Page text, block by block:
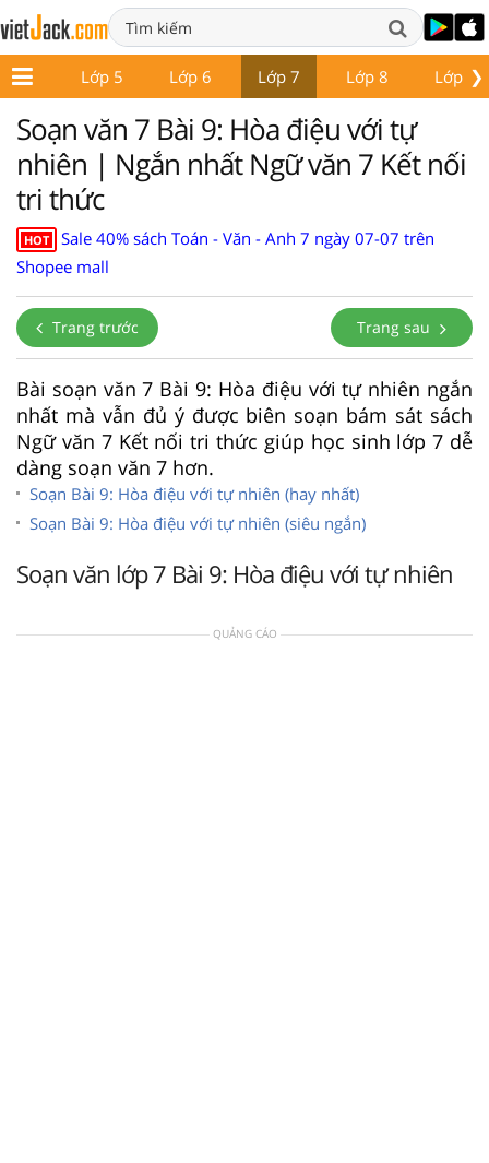
❯
4 Lớp 5 Lớp 6 Lớp 7 Lớp 8 Lớp 9
Soạn văn 7 Bài 9: Hòa điệu với tự
nhiên | Ngắn nhất Ngữ văn 7 Kết nối
tri thức
HOT
Sale 40% sách Toán - Văn - Anh 7 ngày 07-07 trên
Shopee mall
Trang trước Trang sau
Bài soạn văn 7 Bài 9: Hòa điệu với tự nhiên ngắn
nhất mà vẫn đủ ý được biên soạn bám sát sách
Ngữ văn 7 Kết nối tri thức giúp học sinh lớp 7 dễ
dàng soạn văn 7 hơn.
Soạn Bài 9: Hòa điệu với tự nhiên (hay nhất)
Soạn Bài 9: Hòa điệu với tự nhiên (siêu ngắn)
Soạn văn lớp 7 Bài 9: Hòa điệu với tự nhiên
QUẢNG CÁO